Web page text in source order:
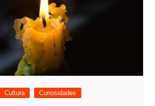
Cultura Curiosidades